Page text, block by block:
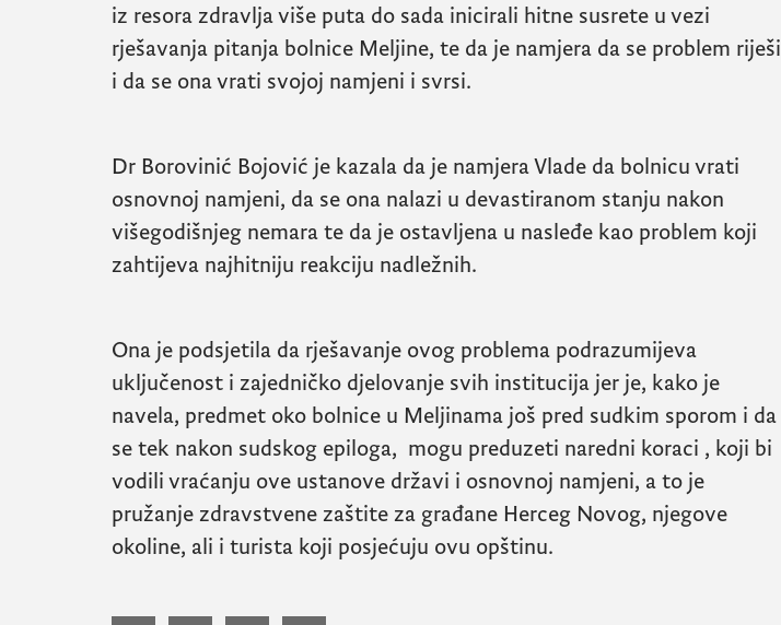
iz resora zdravlja više puta do sada inicirali hitne susrete u vezi
rješavanja pitanja bolnice Meljine, te da je namjera da se problem riješi
i da se ona vrati svojoj namjeni i svrsi.
Dr Borovinić Bojović je kazala da je namjera Vlade da bolnicu vrati
osnovnoj namjeni, da se ona nalazi u devastiranom stanju nakon
višegodišnjeg nemara te da je ostavljena u nasleđe kao problem koji
zahtijeva najhitniju reakciju nadležnih.
Ona je podsjetila da rješavanje ovog problema podrazumijeva
uključenost i zajedničko djelovanje svih institucija jer je, kako je
navela, predmet oko bolnice u Meljinama još pred sudkim sporom i da
se tek nakon sudskog epiloga, mogu preduzeti naredni koraci , koji bi
vodili vraćanju ove ustanove državi i osnovnoj namjeni, a to je
pružanje zdravstvene zaštite za građane Herceg Novog, njegove
okoline, ali i turista koji posjećuju ovu opštinu.